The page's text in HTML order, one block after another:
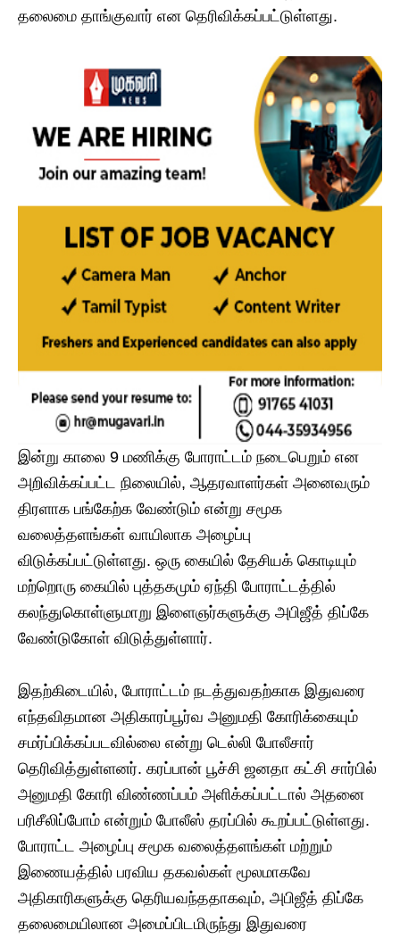
தலைமை தாங்குவார் என தெரிவிக்கப்பட்டுள்ளது.
இன்று காலை 9 மணிக்கு போராட்டம் நடைபெறும் என
அறிவிக்கப்பட்ட நிலையில், ஆதரவாளர்கள் அனைவரும்
திரளாக பங்கேற்க வேண்டும் என்று சமூக
வலைத்தளங்கள் வாயிலாக அழைப்பு
விடுக்கப்பட்டுள்ளது. ஒரு கையில் தேசியக் கொடியும்
மற்றொரு கையில் புத்தகமும் ஏந்தி போராட்டத்தில்
கலந்துகொள்ளுமாறு இளைஞர்களுக்கு அபிஜீத் திப்கே
வேண்டுகோள் விடுத்துள்ளார்.
இதற்கிடையில், போராட்டம் நடத்துவதற்காக இதுவரை
எந்தவிதமான அதிகாரப்பூர்வ அனுமதி கோரிக்கையும்
சமர்ப்பிக்கப்படவில்லை என்று டெல்லி போலீசார்
தெரிவித்துள்ளனர். கரப்பான் பூச்சி ஜனதா கட்சி சார்பில்
அனுமதி கோரி விண்ணப்பம் அளிக்கப்பட்டால் அதனை
பரிசீலிப்போம் என்றும் போலீஸ் தரப்பில் கூறப்பட்டுள்ளது.
போராட்ட அழைப்பு சமூக வலைத்தளங்கள் மற்றும்
இணையத்தில் பரவிய தகவல்கள் மூலமாகவே
அதிகாரிகளுக்கு தெரியவந்ததாகவும், அபிஜீத் திப்கே
தலைமையிலான அமைப்பிடமிருந்து இதுவரை